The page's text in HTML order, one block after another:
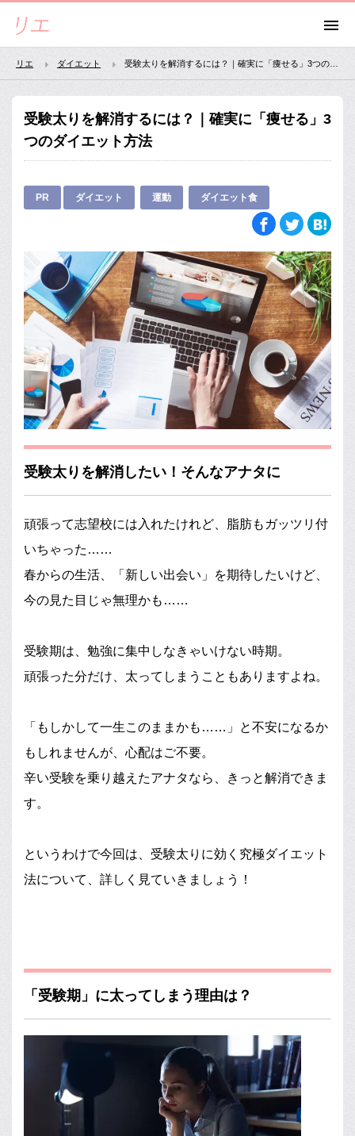
リエ ダイエット
受験太りを解消するには？｜確実に「痩せる」3
つのダイエット方法
PR ダイエット 運動 ダイエット食
受験太りを解消したい！そんなアナタに
頑張って志望校には入れたけれど、脂肪もガッツリ付
いちゃった……
春からの生活、「新しい出会い」を期待したいけど、
今の見た目じゃ無理かも……
受験期は、勉強に集中しなきゃいけない時期。
頑張った分だけ、太ってしまうこともありますよね。
「もしかして一生このままかも……」と不安になるか
もしれませんが、心配はご不要。
辛い受験を乗り越えたアナタなら、きっと解消できま
す。
というわけで今回は、受験太りに効く究極ダイエット
法について、詳しく見ていきましょう！
「受験期」に太ってしまう理由は？